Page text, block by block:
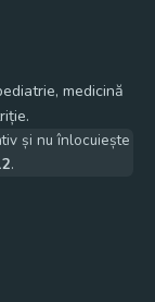
medicină
și nu înlocuiește
.